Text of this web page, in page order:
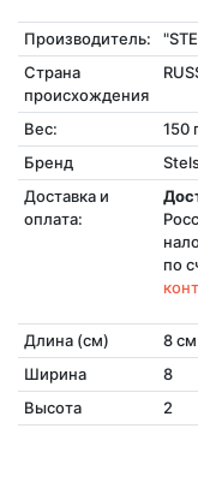
Производитель:
Страна
происхождения
Вес:
150
Бренд
Доставка и
оплата:
по
Длина (см)
8 см
Ширина
8
Высота
2